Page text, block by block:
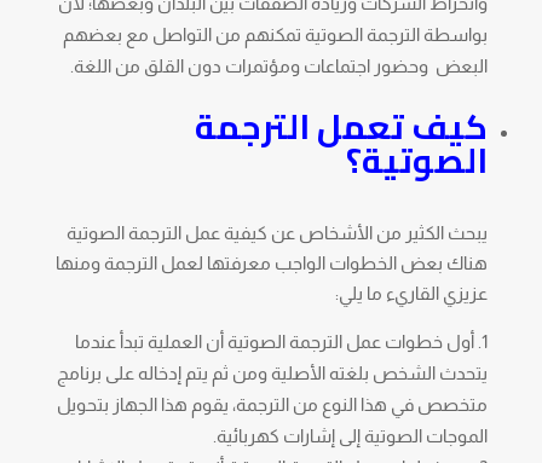
بواسطة الترجمة الصوتية تمكنهم من التواصل مع بعضهم
البعض وحضور اجتماعات ومؤتمرات دون القلق من اللغة.
كيف تعمل الترجمة
الصوتية؟
يبحث الكثير من الأشخاص عن كيفية عمل الترجمة الصوتية
هناك بعض الخطوات الواجب معرفتها لعمل الترجمة ومنها
عزيزي القاريء ما يلي:
أول خطوات عمل الترجمة الصوتية أن العملية تبدأ عندما
يتحدث الشخص بلغته الأصلية ومن ثم يتم إدخاله على برنامج
متخصص في هذا النوع من الترجمة، يقوم هذا الجهاز بتحويل
الموجات الصوتية إلى إشارات كهربائية.